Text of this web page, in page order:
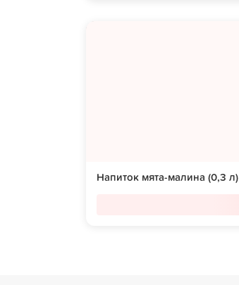
Напиток мята-малина (0,3 л)